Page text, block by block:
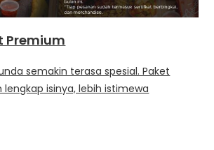
Premium
semakin terasa spesial. Paket
isinya, lebih istimewa